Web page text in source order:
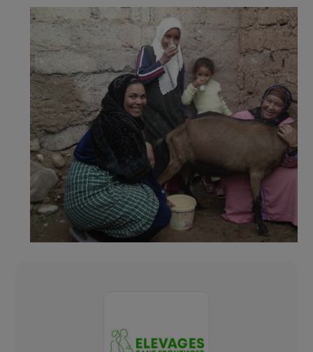
formation agricole de ces femmes en vue d’une
réelle autonomie à terme. Enfin, l’aménagement
d’une fromagerie collective est également prévu
afin de combler les besoins alimentaires des
familles et de développer une nouvelle activité
rémunératrice.